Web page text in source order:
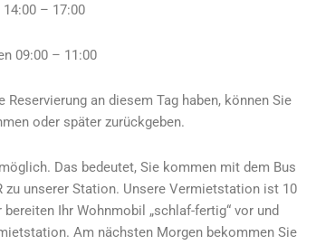
– 17:00
09:00 – 11:00
an diesem Tag haben, können Sie
oder später zurückgeben.
Das bedeutet, Sie kommen mit dem Bus
zu unserer Station. Unsere Vermietstation ist 10
Ihr Wohnmobil „schlaf-fertig“ vor und
Am nächsten Morgen bekommen Sie